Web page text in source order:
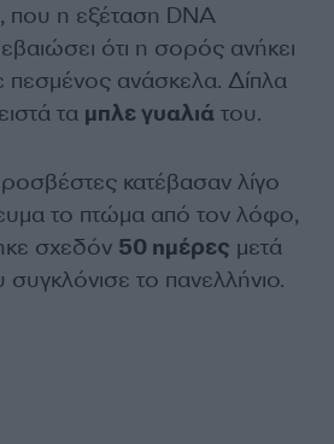
που η εξέταση DNA
ότι η σορός ανήκει
πεσμένος ανάσκελα. Δίπλα
τα μπλε γυαλιά του.
κατέβασαν λίγο
το πτώμα από τον λόφο,
σχεδόν 50 ημέρες μετά
το πανελλήνιο.